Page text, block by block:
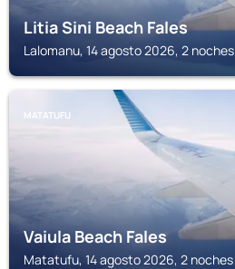
Litia Sini Beach Fales
Lalomanu, 14 agosto 2026, 2 noches
MATATUFU
Vaiula Beach Fales
Matatufu, 14 agosto 2026, 2 noches